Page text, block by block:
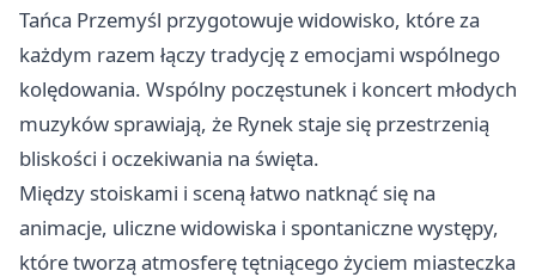
Tańca Przemyśl przygotowuje widowisko, które za
każdym razem łączy tradycję z emocjami wspólnego
kolędowania. Wspólny poczęstunek i koncert młodych
muzyków sprawiają, że Rynek staje się przestrzenią
bliskości i oczekiwania na święta.
Między stoiskami i sceną łatwo natknąć się na
animacje, uliczne widowiska i spontaniczne występy,
które tworzą atmosferę tętniącego życiem miasteczka